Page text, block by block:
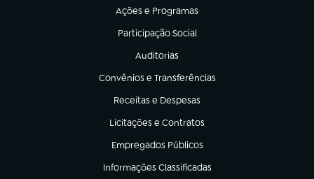
Ações e Programas
(abre em nova aba)
Participação Social
(abre em nova aba)
Auditorias
(abre em nova aba)
Convênios e Transferências
(abre em nova aba)
Receitas e Despesas
(abre em nova aba)
Licitações e Contratos
(abre em nova aba)
Empregados Públicos
(abre em nova aba)
Informações Classificadas
(abre em nova aba)